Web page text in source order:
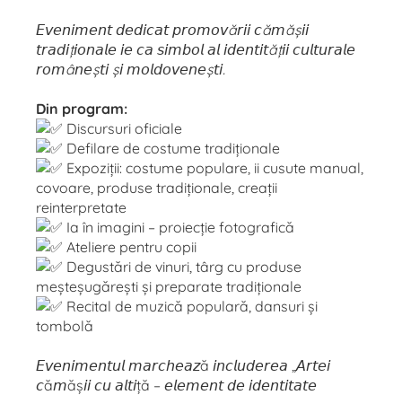
𝘌𝘷𝘦𝘯𝘪𝘮𝘦𝘯𝘵 𝘥𝘦𝘥𝘪𝘤𝘢𝘵 𝘱𝘳𝘰𝘮𝘰𝘷ă𝘳𝘪𝘪 𝘤ă𝘮ăș𝘪𝘪
𝘵𝘳𝘢𝘥𝘪ț𝘪𝘰𝘯𝘢𝘭𝘦 𝘪𝘦 𝘤𝘢 𝘴𝘪𝘮𝘣𝘰𝘭 𝘢𝘭 𝘪𝘥𝘦𝘯𝘵𝘪𝘵ăț𝘪𝘪 𝘤𝘶𝘭𝘵𝘶𝘳𝘢𝘭𝘦
𝘳𝘰𝘮â𝘯𝘦ș𝘵𝘪 ș𝘪 𝘮𝘰𝘭𝘥𝘰𝘷𝘦𝘯𝘦ș𝘵𝘪.
Din program:
Discursuri oficiale
Defilare de costume tradiționale
Expoziții: costume populare, ii cusute manual,
covoare, produse tradiționale, creații
reinterpretate
Ia în imagini – proiecție fotografică
Ateliere pentru copii
Degustări de vinuri, târg cu produse
meșteșugărești și preparate tradiționale
Recital de muzică populară, dansuri și
tombolă
𝘌𝘷𝘦𝘯𝘪𝘮𝘦𝘯𝘵𝘶𝘭 𝘮𝘢𝘳𝘤𝘩𝘦𝘢𝘻ă 𝘪𝘯𝘤𝘭𝘶𝘥𝘦𝘳𝘦𝘢 „𝘈𝘳𝘵𝘦𝘪
𝘤ă𝘮ăș𝘪𝘪 𝘤𝘶 𝘢𝘭𝘵𝘪ță – 𝘦𝘭𝘦𝘮𝘦𝘯𝘵 𝘥𝘦 𝘪𝘥𝘦𝘯𝘵𝘪𝘵𝘢𝘵𝘦